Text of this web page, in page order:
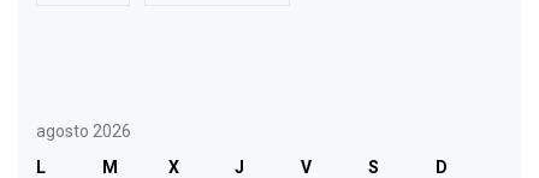
agosto 2026
L
M X J V S
D